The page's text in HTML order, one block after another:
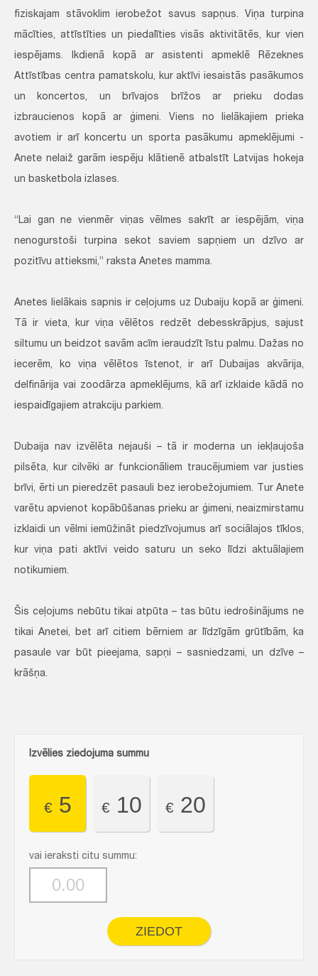
fiziskajam stāvoklim ierobežot savus sapņus. Viņa turpina
mācīties, attīstīties un piedalīties visās aktivitātēs, kur vien
iespējams. Ikdienā kopā ar asistenti apmeklē Rēzeknes
Attīstības centra pamatskolu, kur aktīvi iesaistās pasākumos
un koncertos, un brīvajos brīžos ar prieku dodas
izbraucienos kopā ar ģimeni. Viens no lielākajiem prieka
avotiem ir arī koncertu un sporta pasākumu apmeklējumi -
Anete nelaiž garām iespēju klātienē atbalstīt Latvijas hokeja
un basketbola izlases.
“Lai gan ne vienmēr viņas vēlmes sakrīt ar iespējām, viņa
nenogurstoši turpina sekot saviem sapņiem un dzīvo ar
pozitīvu attieksmi,” raksta Anetes mamma.
Anetes lielākais sapnis ir ceļojums uz Dubaiju kopā ar ģimeni.
Tā ir vieta, kur viņa vēlētos redzēt debesskrāpjus, sajust
siltumu un beidzot savām acīm ieraudzīt īstu palmu. Dažas no
iecerēm, ko viņa vēlētos īstenot, ir arī Dubaijas akvārija,
delfinārija vai zoodārza apmeklējums, kā arī izklaide kādā no
iespaidīgajiem atrakciju parkiem.
Dubaija nav izvēlēta nejauši – tā ir moderna un iekļaujoša
pilsēta, kur cilvēki ar funkcionāliem traucējumiem var justies
brīvi, ērti un pieredzēt pasauli bez ierobežojumiem. Tur Anete
varētu apvienot kopābūšanas prieku ar ģimeni, neaizmirstamu
izklaidi un vēlmi iemūžināt piedzīvojumus arī sociālajos tīklos,
kur viņa pati aktīvi veido saturu un seko līdzi aktuālajiem
notikumiem.
Šis ceļojums nebūtu tikai atpūta – tas būtu iedrošinājums ne
tikai Anetei, bet arī citiem bērniem ar līdzīgām grūtībām, ka
pasaule var būt pieejama, sapņi – sasniedzami, un dzīve –
krāšņa.
Izvēlies ziedojuma summu
€ 5 € 10 € 20
vai ieraksti citu summu:
ZIEDOT